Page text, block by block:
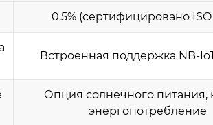
0.5% (сертифицировано ISO
Встроенная поддержка NB-
Опция солнечного питания,
энергопотребление